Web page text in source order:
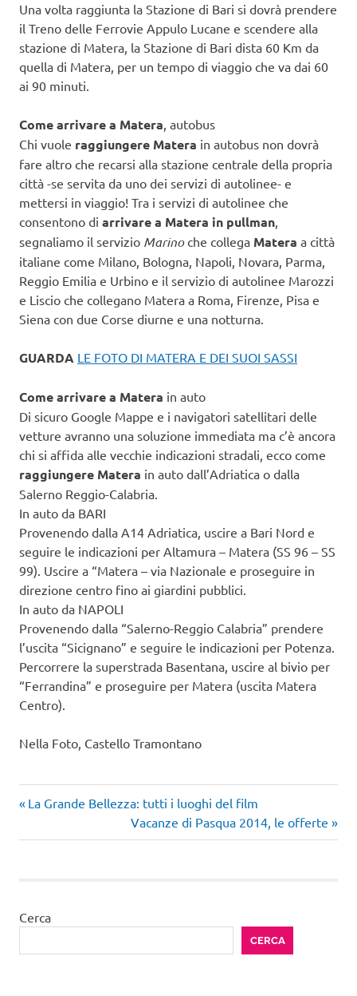
Una volta raggiunta la Stazione di Bari si dovrà prendere
il Treno delle Ferrovie Appulo Lucane e scendere alla
stazione di Matera, la Stazione di Bari dista 60 Km da
quella di Matera, per un tempo di viaggio che va dai 60
ai 90 minuti.
Come arrivare a Matera, autobus
Chi vuole raggiungere Matera in autobus non dovrà
fare altro che recarsi alla stazione centrale della propria
città -se servita da uno dei servizi di autolinee- e
mettersi in viaggio! Tra i servizi di autolinee che
consentono di arrivare a Matera in pullman,
segnaliamo il servizio Marinoche collega Matera a città
italiane come Milano, Bologna, Napoli, Novara, Parma,
Reggio Emilia e Urbino e il servizio di autolinee Marozzi
e Liscio che collegano Matera a Roma, Firenze, Pisa e
Siena con due Corse diurne e una notturna.
GUARDA LE FOTO DI MATERA E DEI SUOI SASSI
Come arrivare a Matera in auto
Di sicuro Google Mappe e i navigatori satellitari delle
vetture avranno una soluzione immediata ma c’è ancora
chi si affida alle vecchie indicazioni stradali, ecco come
raggiungere Matera in auto dall’Adriatica o dalla
Salerno Reggio-Calabria.
In auto da BARI
Provenendo dalla A14 Adriatica, uscire a Bari Nord e
seguire le indicazioni per Altamura – Matera (SS 96 – SS
99). Uscire a “Matera – via Nazionale e proseguire in
direzione centro fino ai giardini pubblici.
In auto da NAPOLI
Provenendo dalla “Salerno-Reggio Calabria” prendere
l’uscita “Sicignano” e seguire le indicazioni per Potenza.
Percorrere la superstrada Basentana, uscire al bivio per
“Ferrandina” e proseguire per Matera (uscita Matera
Centro).
Nella Foto, Castello Tramontano
Navigazione
articoli
Articolo
La Grande Bellezza: tutti i luoghi del film
Articolo
successivo:
Vacanze di Pasqua 2014, le offerte
Cerca
CERCA